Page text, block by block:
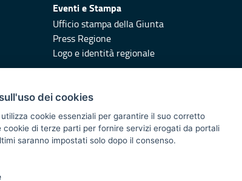
Eventi e Stampa
Ufficio stampa della Giunta
Press Regione
Logo e identità regionale
Responsabili di pubblicazione
2014/2020 - Asse XI
dei cookies
cookie essenziali per garantire il suo corretto
cookie di terze parti per fornire servizi erogati da portali
saranno impostati solo dopo il consenso.